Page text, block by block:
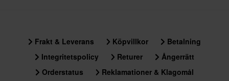
Frakt & Leverans Köpvillkor
Betalning
Integritetspolicy
Returer
Ångerrätt
Orderstatus
Reklamationer & Klagomål